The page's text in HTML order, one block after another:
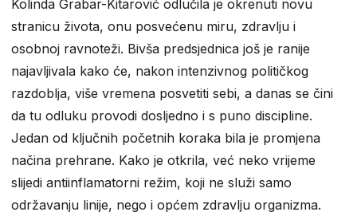
Kolinda Grabar-Kitarović odlučila je okrenuti novu
stranicu života, onu posvećenu miru, zdravlju i
osobnoj ravnoteži. Bivša predsjednica još je ranije
najavljivala kako će, nakon intenzivnog političkog
razdoblja, više vremena posvetiti sebi, a danas se čini
da tu odluku provodi dosljedno i s puno discipline.
Jedan od ključnih početnih koraka bila je promjena
načina prehrane. Kako je otkrila, već neko vrijeme
slijedi antiinflamatorni režim, koji ne služi samo
održavanju linije, nego i općem zdravlju organizma.